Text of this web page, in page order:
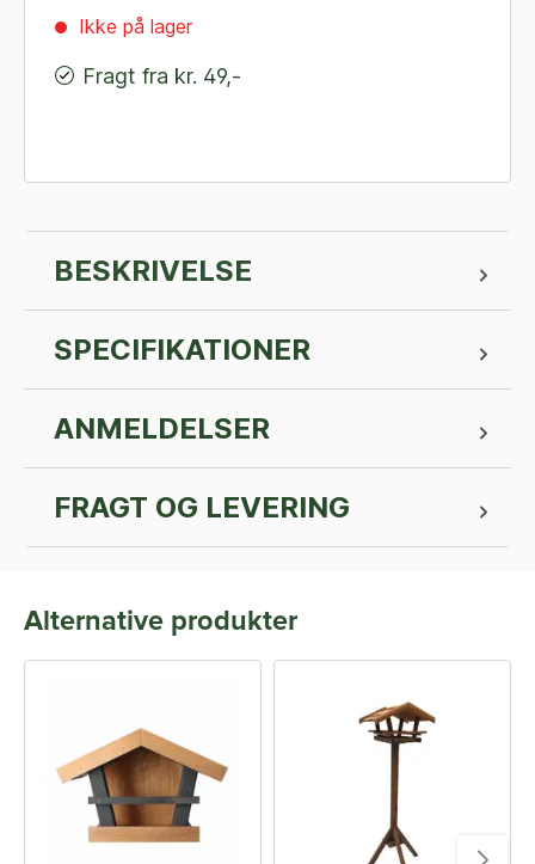
Ikke på lager
Fragt fra kr. 49,-
BESKRIVELSE
SPECIFIKATIONER
ANMELDELSER
FRAGT OG LEVERING
Alternative produkter